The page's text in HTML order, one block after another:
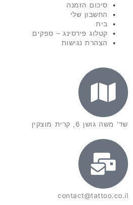
סיכום הזמנה
החשבון שלי
בית
קטלוג פירסינג – ספקים
הצהרת נגישות
שד' משה גושן 6, קרית מוצקין
contact@tattoo.co.il